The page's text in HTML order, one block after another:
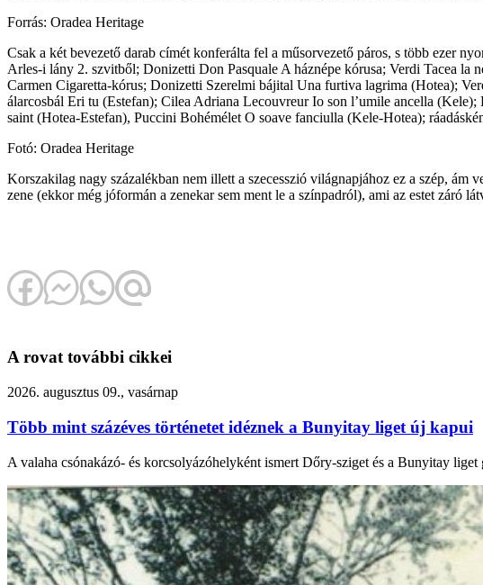
Forrás: Oradea Heritage
Csak a két bevezető darab címét konferálta fel a műsorvezető páros, s több ezer
Arles-i lány 2. szvitből; Donizetti Don Pasquale A háznépe kórusa; Verdi Tacea
Carmen Cigaretta-kórus; Donizetti Szerelmi bájital Una furtiva lagrima (Hotea);
álarcosbál Eri tu (Estefan); Cilea Adriana Lecouvreur Io son l’umile ancella
saint (Hotea-Estefan), Puccini Bohémélet O soave fanciulla (Kele-Hotea);
Fotó: Oradea Heritage
Korszakilag nagy százalékban nem illett a szecesszió világnapjához ez a szép,
zene (ekkor még jóformán a zenekar sem ment le a színpadról), ami az estet záró
A rovat további cikkei
2026. augusztus 09., vasárnap
Több mint százéves történetet idéznek a Bunyitay liget új kapui
A valaha csónakázó- és korcsolyázóhelyként ismert Dőry-sziget és a Bunyitay